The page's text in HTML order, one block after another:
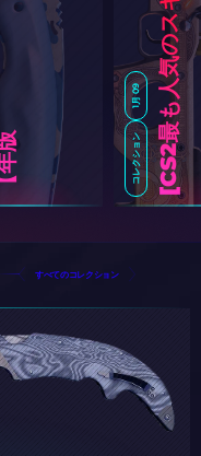
1月 09
コレクション
C
S
2
最
も
人
気
の
ス
キ
ン
[
2
0
2
すべてのコレクション